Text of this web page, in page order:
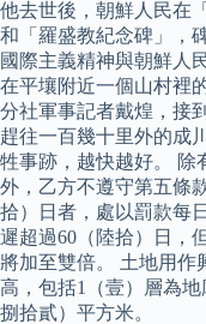
他去世後，朝鮮人民在
和「羅盛教紀念碑」，
國際主義精神與朝鮮人
在平壤附近一個山村裡
分社軍事記者戴煌，接
趕往一百幾十里外的成
牲事跡，越快越好。 除
外，乙方不遵守第五條
拾）日者，處以罰款每
遲超過60（陸拾）日，
將加至雙倍。 土地用作
高，包括1（壹）層為
捌拾貳）平方米。